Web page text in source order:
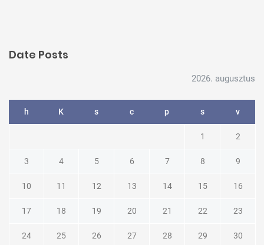
Date Posts
2026. augusztus
h K s c p s v
1 2
3 4 5 6 7 8 9
10 11 12 13 14 15 16
17 18 19 20 21 22 23
24 25 26 27 28 29 30